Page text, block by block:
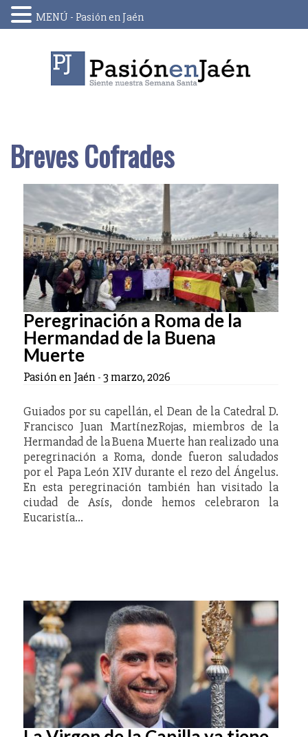
Breves Cofrades
Peregrinación a Roma de la
Hermandad de la Buena
Muerte
Pasión en Jaén -3 marzo, 2026
Guiados por su capellán, el Dean de la Catedral D.
Francisco Juan MartínezRojas, miembros de la
Hermandad de la Buena Muerte han realizado una
peregrinación a Roma, donde fueron saludados
por el Papa León XIV durante el rezo del Ángelus.
En esta peregrinación también han visitado la
ciudad de Asís, donde hemos celebraron la
Eucaristía…
MENÚ - Pasión en Jaén